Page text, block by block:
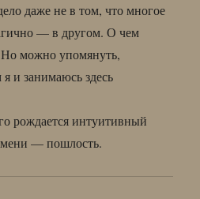
даже не в том, что многое
— в другом. О чем
можно упомянуть,
и занимаюсь здесь
рождается интуитивный
— пошлость.